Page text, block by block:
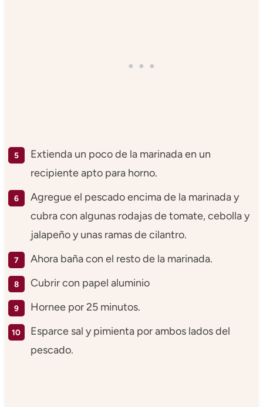
Extienda un poco de la marinada en un
recipiente apto para horno.
Agregue el pescado encima de la marinada y
cubra con algunas rodajas de tomate, cebolla y
jalapeño y unas ramas de cilantro.
Ahora baña con el resto de la marinada.
Cubrir con papel aluminio
Hornee por 25 minutos.
Esparce sal y pimienta por ambos lados del
pescado.